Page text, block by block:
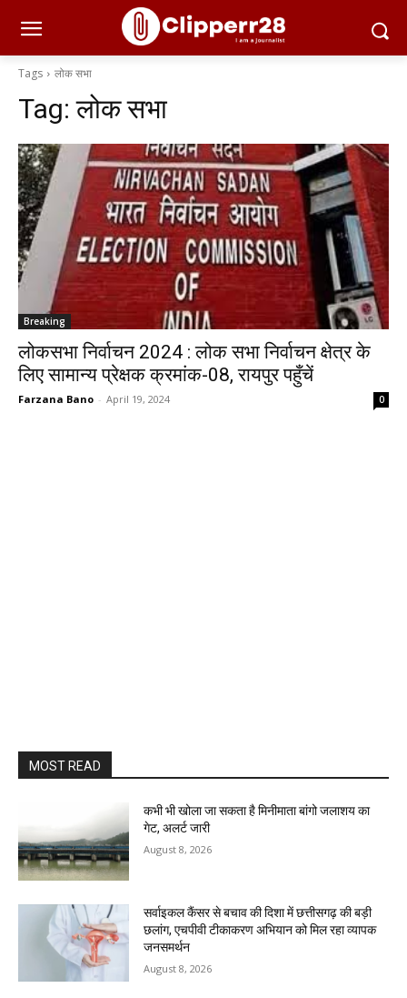
Tags लोक सभा
Tag:लोक सभा
Breaking
लोकसभा निर्वाचन 2024 : लोक सभा निर्वाचन क्षेत्र के
लिए सामान्य प्रेक्षक क्रमांक-08, रायपुर पहुँचें
Farzana Bano - April 19, 2024 0
MOST READ
कभी भी खोला जा सकता है मिनीमाता बांगो जलाशय का
गेट, अलर्ट जारी
August 8, 2026
सर्वाइकल कैंसर से बचाव की दिशा में छत्तीसगढ़ की बड़ी
छलांग, एचपीवी टीकाकरण अभियान को मिल रहा व्यापक
जनसमर्थन
August 8, 2026